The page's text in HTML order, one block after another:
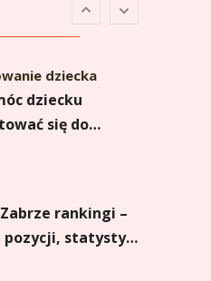
w
i historyczne
dziecka
dziecku
się do
rozwiązanie dla
rankingi –
pozycji, statystyk